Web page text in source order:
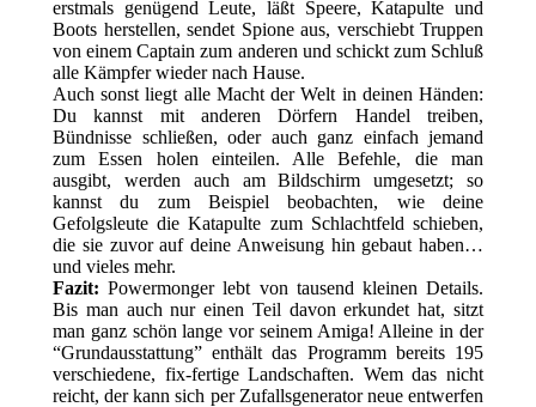
erstmals genügend Leute, läßt Speere, Katapulte und
Boots herstellen, sendet Spione aus, verschiebt Truppen
von einem Captain zum anderen und schickt zum Schluß
alle Kämpfer wieder nach Hause.
Auch sonst liegt alle Macht der Welt in deinen Händen:
Du kannst mit anderen Dörfern Handel treiben,
Bündnisse schließen, oder auch ganz einfach jemand
zum Essen holen einteilen. Alle Befehle, die man
ausgibt, werden auch am Bildschirm umgesetzt; so
kannst du zum Beispiel beobachten, wie deine
Gefolgsleute die Katapulte zum Schlachtfeld schieben,
die sie zuvor auf deine Anweisung hin gebaut haben…
und vieles mehr.
Fazit: Powermonger lebt von tausend kleinen Details.
Bis man auch nur einen Teil davon erkundet hat, sitzt
man ganz schön lange vor seinem Amiga! Alleine in der
“Grundausstattung” enthält das Programm bereits 195
verschiedene, fix-fertige Landschaften. Wem das nicht
reicht, der kann sich per Zufallsgenerator neue entwerfen